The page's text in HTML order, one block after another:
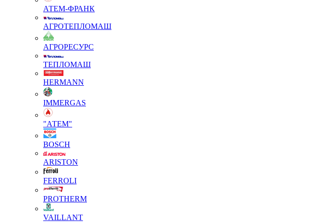
АТЕМ-ФРАНК
АГРОТЕПЛОМАШ
АГРОРЕСУРС
ТЕПЛОМАШ
HERMANN
IMMERGAS
"АТЕМ"
BOSCH
ARISTON
FERROLI
PROTHERM
VAILLANT